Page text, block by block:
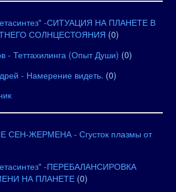
-СИТУАЦИЯ НА ПЛАНЕТЕ В
СОЛНЦЕСТОЯНИЯ (0)
- Теттахилинга (Опыт Души) (0)
- Намерение видеть. (0)
СЕН-ЖЕРМЕНА - Сгусток плазмы от
-ПЕРЕБАЛАНСИРОВКА
НА ПЛАНЕТЕ (0)